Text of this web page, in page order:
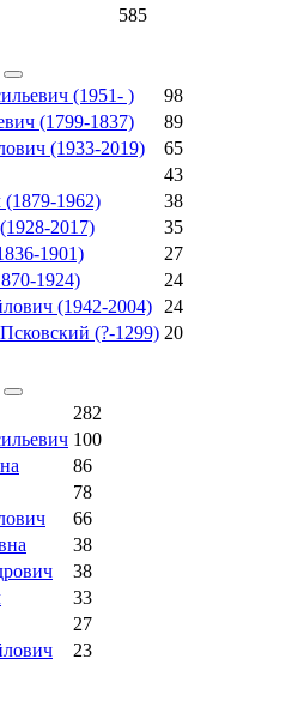
585
(1951- )
98
(1799-1837)
89
(1933-2019)
65
43
1962)
38
2017)
35
1901)
27
1924)
24
(1942-2004)
24
(?-1299) 20
282
100
86
78
66
38
38
33
27
23